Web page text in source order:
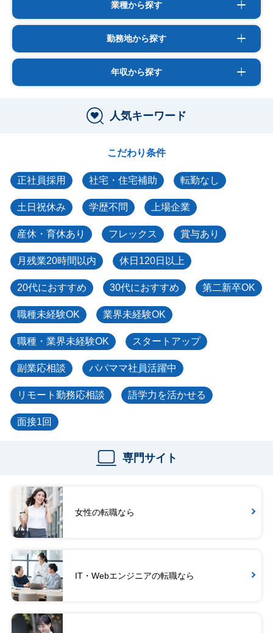
業種から探す
勤務地から探す
年収から探す
人気キーワード
こだわり条件
正社員採用 社宅・住宅補助 転勤なし
土日祝休み 学歴不問 上場企業
産休・育休あり フレックス 賞与あり
月残業20時間以内 休日120日以上
20代におすすめ 30代におすすめ 第二新卒OK
職種未経験OK 業界未経験OK
職種・業界未経験OK スタートアップ
副業応相談 パパママ社員活躍中
リモート勤務応相談 語学力を活かせる
面接1回
専門サイト
女性の転職なら
IT・Webエンジニアの転職なら